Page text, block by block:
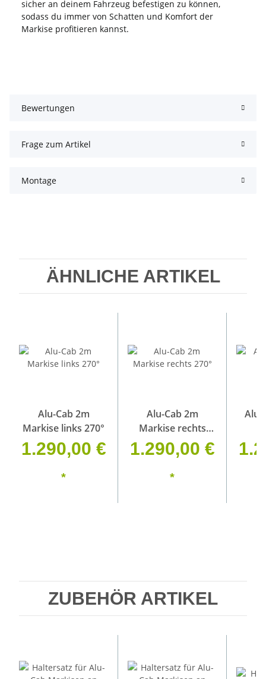
sicher an deinem Fahrzeug befestigen zu können,
sodass du immer von Schatten und Komfort der
Markise profitieren kannst.
Bewertungen
Frage zum Artikel
Montage
ÄHNLICHE ARTIKEL
Alu-Cab 2m
Markise links 270°
1.290,00 €
*
Alu-Cab 2m
Markise rechts
270°
1.290,00 €
*
Alu
ZUBEHÖR ARTIKEL